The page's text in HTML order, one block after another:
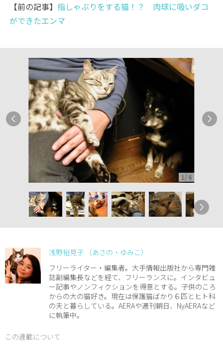
【前の記事】指しゃぶりをする猫！？ 肉球に吸いダコ
ができたエンマ
1 / 6
浅野裕見子 （あさの・ゆみこ）
フリーライター・編集者。大手情報出版社から専門雑
誌副編集長などを経て、フリーランスに。インタビュ
ー記事やノンフィクションを得意とする。子供のころ
からの大の猫好き。現在は保護猫ばかり６匹とヒト科
の夫と暮らしている。AERAや週刊朝日、NyAERAなど
に執筆中。
この連載について